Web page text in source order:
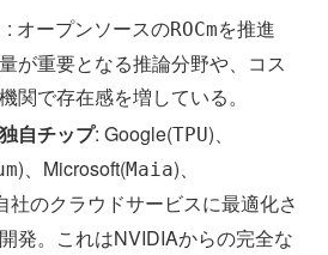
: オープンソースのROCmを推進
が重要となる推論分野や、コス
関で存在感を増している。
自チップ: Google(TPU)、
)、Microsoft(Maia)、
社のクラウドサービスに最適化さ
発。これはNVIDIAからの完全な